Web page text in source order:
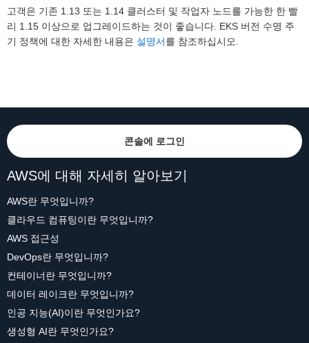
고객은 기존 1.13 또는 1.14 클러스터 및 작업자 노드를 가능한 한 빨
리 1.15 이상으로 업그레이드하는 것이 좋습니다. EKS 버전 수명 주
기 정책에 대한 자세한 내용은 설명서를 참조하십시오.
콘솔에 로그인
AWS에 대해 자세히 알아보기
AWS란 무엇입니까?
클라우드 컴퓨팅이란 무엇입니까?
AWS 접근성
DevOps란 무엇입니까?
컨테이너란 무엇입니까?
데이터 레이크란 무엇입니까?
인공 지능(AI)이란 무엇인가요?
생성형 AI란 무엇인가요?